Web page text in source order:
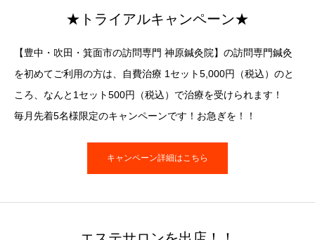
★トライアルキャンペーン★
【豊中・吹田・箕面市の訪問専門 神原鍼灸院】の訪問専門鍼灸
を初めてご利用の方は、自費治療 1セット5,000円（税込）のと
ころ、なんと1セット500円（税込）で治療を受けられます！
毎月先着5名様限定のキャンペーンです！お急ぎを！！
キャンペーン詳細はこちら